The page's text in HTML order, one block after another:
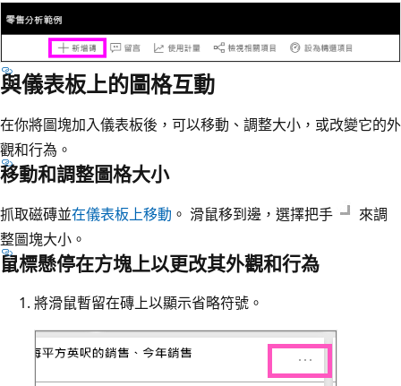
與儀表板上的圖格互動
在你將圖塊加入儀表板後，可以移動、調整大小，或改變它的外
觀和行為。
移動和調整圖格大小
抓取磁磚並在儀表板上移動 。 滑鼠移到邊，選擇把手
來調
整圖塊大小。
鼠標懸停在方塊上以更改其外觀和行為
將滑鼠暫留在磚上以顯示省略符號。